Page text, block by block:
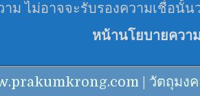
ม ไม่อาจจะรับรองความเชื่อนั้
หน้านโยบายควา
| วัตถุมงค